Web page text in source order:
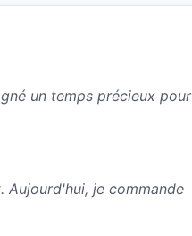
un temps précieux pour
Aujourd'hui, je commande